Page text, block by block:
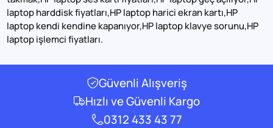
laptop harddisk fiyatları,HP laptop harici ekran kartı,HP
laptop kendi kendine kapanıyor,HP laptop klavye sorunu,HP
laptop işlemci fiyatları.
Güvenli Alışveriş
Hızlı ve Güvenli Kargo
0312 433 43 77